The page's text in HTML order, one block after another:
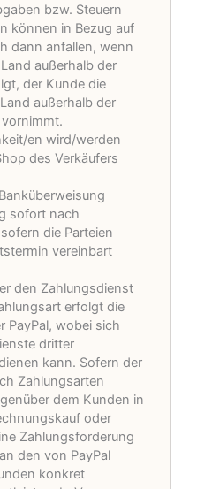
bzw. Steuern
können in Bezug auf
dann anfallen, wenn
außerhalb der
der Kunde die
außerhalb der
en wird/werden
des Verkäufers
sofort nach
die Parteien
vereinbart
den Zahlungsdienst
erfolgt die
PayPal, wobei sich
dritter
kann. Sofern der
Zahlungsarten
dem Kunden in
oder
Zahlungsforderung
den von PayPal
konkret